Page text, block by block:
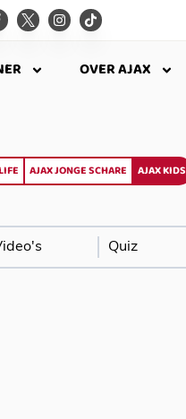
OVER AJAX
AJAX JONGE SCHARE AJAX KIDS
Quiz